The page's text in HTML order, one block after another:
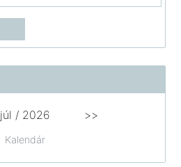
Kalendár
júl / 2026 >>